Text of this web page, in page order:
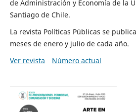
de Administración y Economía de la
Santiago de Chile.
La revista Políticas Públicas se
meses de enero y julio de cada año.
Ver revista
Número actual